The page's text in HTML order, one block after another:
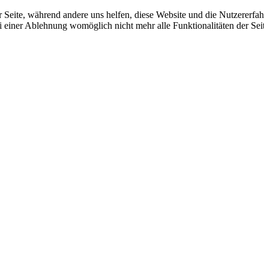
während andere uns helfen, diese Website und die
Ablehnung womöglich nicht mehr alle Funktionalitäten der